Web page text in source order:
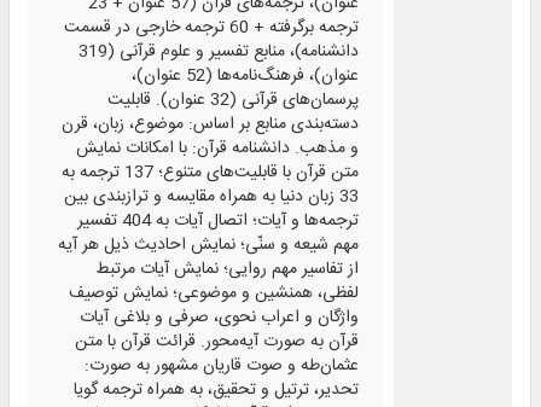
ترجمه برگرفته + 60 ترجمه خارجی در قسمت
دانشنامه)، منابع تفسیر و علوم قرآنی (319
عنوان)، فرهنگ‌نامه‌ها (52 عنوان)،
پرسمان‌های قرآنی (32 عنوان). قابلیت
دسته‌بندی منابع بر اساس: موضوع، زبان، قرن
و مذهب. دانشنامه قرآن: با امکانات نمایش
متن قرآن با قابلیت‌های متنوع؛ 137 ترجمه به
33 زبان دنیا به همراه مقایسه و ترازبندی بین
ترجمه‌ها و آیات؛ اتصال آیات به 404 تفسیر
مهم شیعه و سنّی؛ نمایش احادیث ذیل هر آیه
از تفاسیر مهم روایی؛ نمایش آیات مرتبط
لفظی، همنشین و موضوعی؛ نمایش توصیف
واژگان و اعراب نحوی، صرفی و بلاغی آیات
قرآن به صورت آیه‌محور. قرائت قرآن با متن
عثمان‌طه و صوت قاریان مشهور به صورت:
تحدیر، ترتیل و تحقیق، به همراه ترجمه گویا